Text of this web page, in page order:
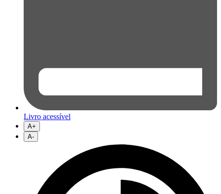
Livro acessível
A+
A-